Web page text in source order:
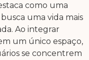
como uma
uma vida mais
Ao integrar
um único espaço,
se concentrem